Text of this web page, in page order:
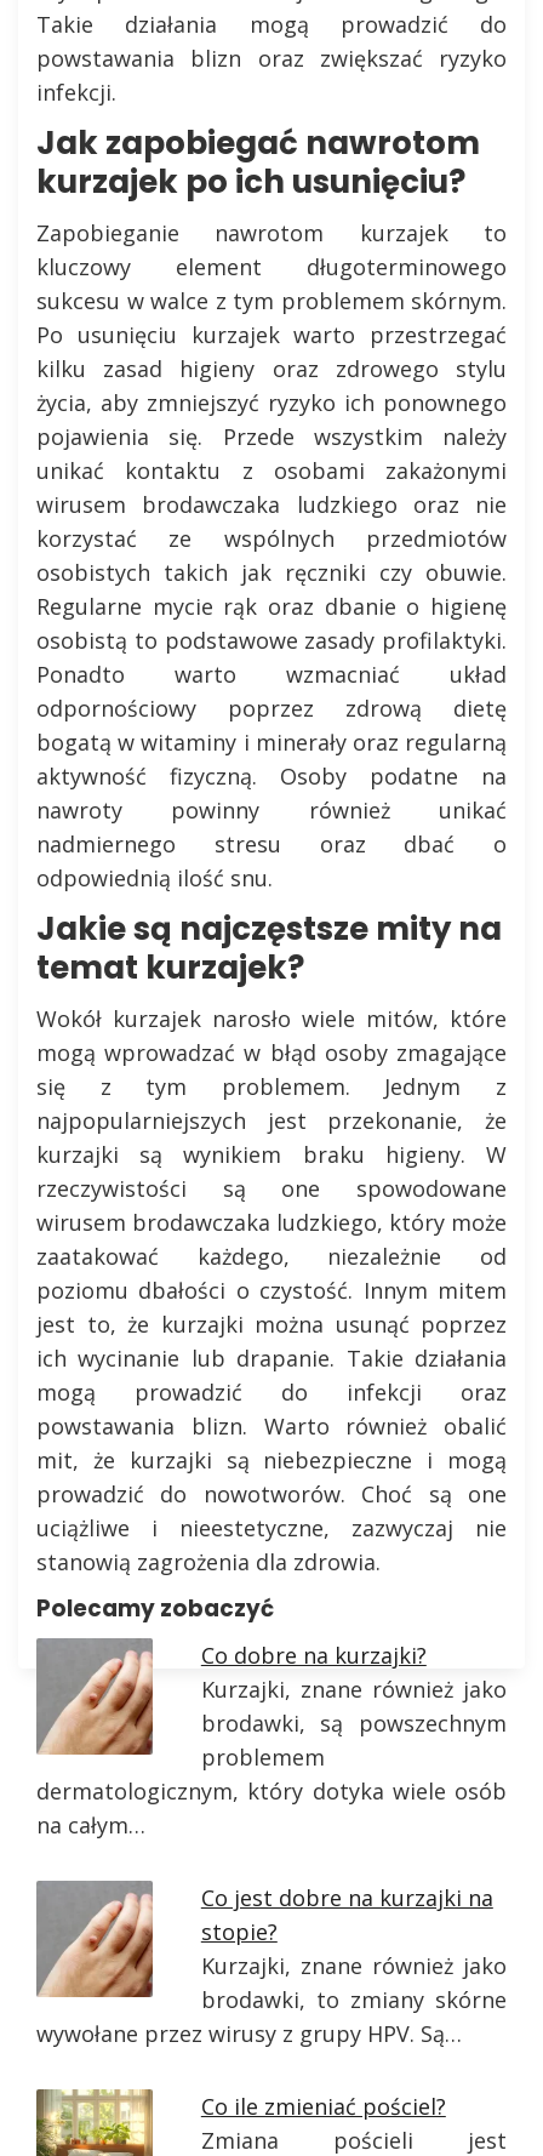
Takie działania mogą prowadzić do
powstawania blizn oraz zwiększać ryzyko
infekcji.
Jak zapobiegać nawrotom
kurzajek po ich usunięciu?
Zapobieganie nawrotom kurzajek to
kluczowy element długoterminowego
sukcesu w walce z tym problemem skórnym.
Po usunięciu kurzajek warto przestrzegać
kilku zasad higieny oraz zdrowego stylu
życia, aby zmniejszyć ryzyko ich ponownego
pojawienia się. Przede wszystkim należy
unikać kontaktu z osobami zakażonymi
wirusem brodawczaka ludzkiego oraz nie
korzystać ze wspólnych przedmiotów
osobistych takich jak ręczniki czy obuwie.
Regularne mycie rąk oraz dbanie o higienę
osobistą to podstawowe zasady profilaktyki.
Ponadto warto wzmacniać układ
odpornościowy poprzez zdrową dietę
bogatą w witaminy i minerały oraz regularną
aktywność fizyczną. Osoby podatne na
nawroty powinny również unikać
nadmiernego stresu oraz dbać o
odpowiednią ilość snu.
Jakie są najczęstsze mity na
temat kurzajek?
Wokół kurzajek narosło wiele mitów, które
mogą wprowadzać w błąd osoby zmagające
się z tym problemem. Jednym z
najpopularniejszych jest przekonanie, że
kurzajki są wynikiem braku higieny. W
rzeczywistości są one spowodowane
wirusem brodawczaka ludzkiego, który może
zaatakować każdego, niezależnie od
poziomu dbałości o czystość. Innym mitem
jest to, że kurzajki można usunąć poprzez
ich wycinanie lub drapanie. Takie działania
mogą prowadzić do infekcji oraz
powstawania blizn. Warto również obalić
mit, że kurzajki są niebezpieczne i mogą
prowadzić do nowotworów. Choć są one
uciążliwe i nieestetyczne, zazwyczaj nie
stanowią zagrożenia dla zdrowia.
Polecamy zobaczyć
Co dobre na kurzajki?
Kurzajki, znane również jako
brodawki, są powszechnym
problemem
dermatologicznym, który dotyka wiele osób
na całym…
Co jest dobre na kurzajki na
stopie?
Kurzajki, znane również jako
brodawki, to zmiany skórne
wywołane przez wirusy z grupy HPV. Są…
Co ile zmieniać pościel?
Zmiana pościeli jest